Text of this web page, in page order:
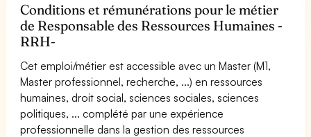
Conditions et rémunérations pour le métier
de Responsable des Ressources Humaines -
RRH-
Cet emploi/métier est accessible avec un Master (M1,
Master professionnel, recherche, ...) en ressources
humaines, droit social, sciences sociales, sciences
politiques, ... complété par une expérience
professionnelle dans la gestion des ressources